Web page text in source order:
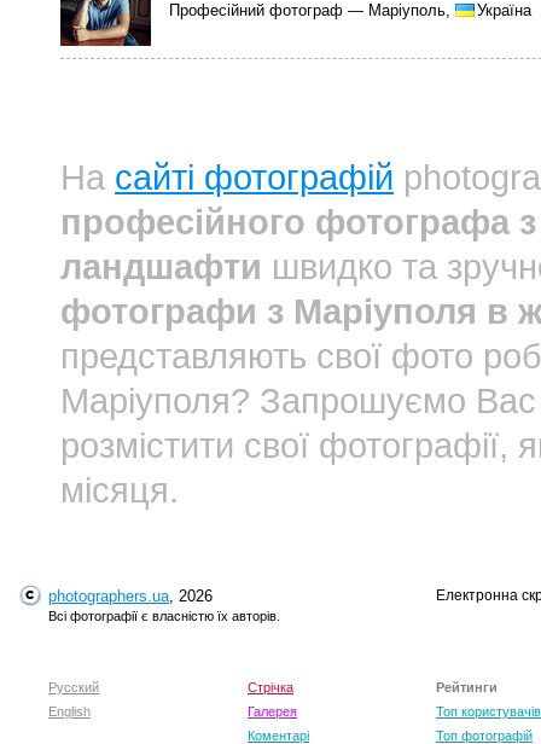
Професійний фотограф — Маріуполь, Україна
На сайті фотографій
професійного фотографа
ландшафти швидко та
фотографи з Маріуполя в
представляють свої фото
Маріуполя? Запрошуємо
розмістити свої
місяця.
photographers.ua, 2026
Всі фотографії є власністю їх авторів.
Електронна
Русский
English
Стрічка
Галерея
Коментарі
Рейтинги
Топ користувачів
Топ фотографій